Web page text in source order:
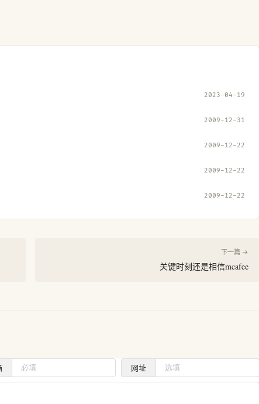
2023-04-19
2009-12-31
2009-12-22
2009-12-22
2009-12-22
下一篇 →
关键时刻还是相信mcafee
网址